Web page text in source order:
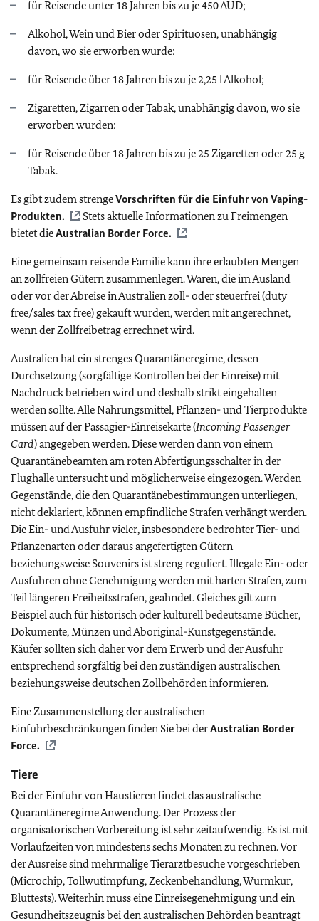
für Reisende unter 18 Jahren bis zu je 450 AUD;
Alkohol, Wein und Bier oder Spirituosen, unabhängig
davon, wo sie erworben wurde:
für Reisende über 18 Jahren bis zu je 2,25 l Alkohol;
Zigaretten, Zigarren oder Tabak, unabhängig davon, wo sie
erworben wurden:
für Reisende über 18 Jahren bis zu je 25 Zigaretten oder 25 g
Tabak.
Es gibt zudem strengeVorschriften für die Einfuhr von Vaping-
Produkten.
Stets aktuelle Informationen zu Freimengen
bietet dieAustralian Border Force.
Eine gemeinsam reisende Familie kann ihre erlaubten Mengen
an zollfreien Gütern zusammenlegen. Waren, die im Ausland
oder vor der Abreise in Australien zoll- oder steuerfrei (duty
free/sales tax free) gekauft wurden, werden mit angerechnet,
wenn der Zollfreibetrag errechnet wird.
Australien hat ein strenges Quarantäneregime, dessen
Durchsetzung (sorgfältige Kontrollen bei der Einreise) mit
Nachdruck betrieben wird und deshalb strikt eingehalten
werden sollte. Alle Nahrungsmittel, Pflanzen- und Tierprodukte
müssen auf der Passagier-Einreisekarte (Incoming Passenger
Card) angegeben werden. Diese werden dann von einem
Quarantänebeamten am roten Abfertigungsschalter in der
Flughalle untersucht und möglicherweise eingezogen. Werden
Gegenstände, die den Quarantänebestimmungen unterliegen,
nicht deklariert, können empfindliche Strafen verhängt werden.
Die Ein- und Ausfuhr vieler, insbesondere bedrohter Tier- und
Pflanzenarten oder daraus angefertigten Gütern
beziehungsweise Souvenirs ist streng reguliert. Illegale Ein- oder
Ausfuhren ohne Genehmigung werden mit harten Strafen, zum
Teil längeren Freiheitsstrafen, geahndet. Gleiches gilt zum
Beispiel auch für historisch oder kulturell bedeutsame Bücher,
Dokumente, Münzen und Aboriginal-Kunstgegenstände.
Käufer sollten sich daher vor dem Erwerb und der Ausfuhr
entsprechend sorgfältig bei den zuständigen australischen
beziehungsweise deutschen Zollbehörden informieren.
Eine Zusammenstellung der australischen
Einfuhrbeschränkungen finden Sie bei derAustralian Border
Force.
Tiere
Bei der Einfuhr von Haustieren findet das australische
Quarantäneregime Anwendung. Der Prozess der
organisatorischen Vorbereitung ist sehr zeitaufwendig. Es ist mit
Vorlaufzeiten von mindestens sechs Monaten zu rechnen. Vor
der Ausreise sind mehrmalige Tierarztbesuche vorgeschrieben
(Microchip, Tollwutimpfung, Zeckenbehandlung, Wurmkur,
Bluttests). Weiterhin muss eine Einreisegenehmigung und ein
Gesundheitszeugnis bei den australischen Behörden beantragt